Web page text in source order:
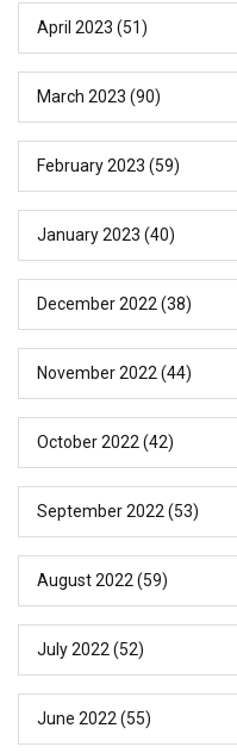
April 2023 (51)
March 2023 (90)
February 2023 (59)
January 2023 (40)
December 2022 (38)
November 2022 (44)
October 2022 (42)
September 2022 (53)
August 2022 (59)
July 2022 (52)
June 2022 (55)